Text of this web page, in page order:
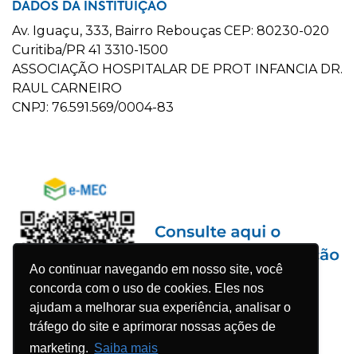
Ao continuar navegando em nosso site, você
concorda com o uso de cookies. Eles nos
ajudam a melhorar sua experiência, analisar o
tráfego do site e aprimorar nossas ações de
marketing. Saiba mais
DADOS DA INSTITUIÇÃO
Av. Iguaçu, 333, Bairro Rebouças CEP: 80230-020
Curitiba/PR 41 3310-1500
ASSOCIAÇÃO HOSPITALAR DE PROT INFANCIA DR.
RAUL CARNEIRO
CNPJ: 76.591.569/0004-83